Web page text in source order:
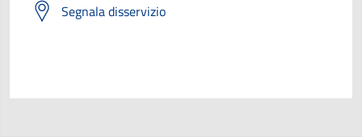
Segnala disservizio